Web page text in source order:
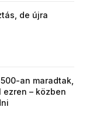
de újra
an maradtak,
ezren – közben